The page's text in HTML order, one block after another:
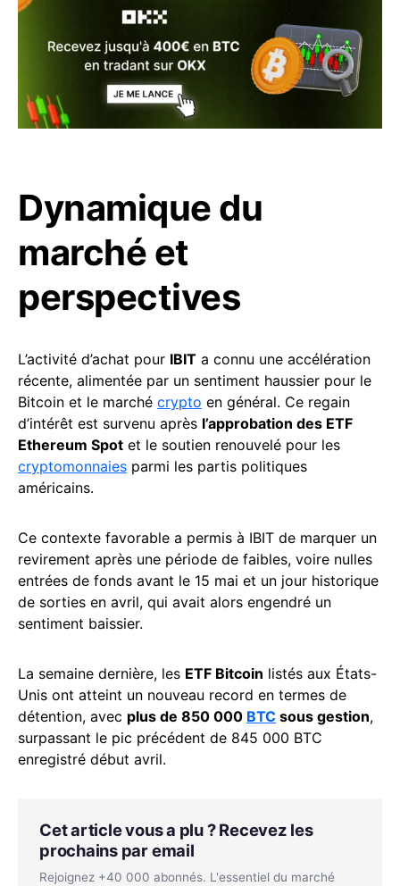
Dynamique du
marché et
perspectives
L’activité d’achat pour IBIT a connu une accélération
récente, alimentée par un sentiment haussier pour le
Bitcoin et le marché crypto en général. Ce regain
d’intérêt est survenu après l’approbation des ETF
Ethereum Spot et le soutien renouvelé pour les
cryptomonnaies parmi les partis politiques
américains.
Ce contexte favorable a permis à IBIT de marquer un
revirement après une période de faibles, voire nulles
entrées de fonds avant le 15 mai et un jour historique
de sorties en avril, qui avait alors engendré un
sentiment baissier.
La semaine dernière, les ETF Bitcoin listés aux États-
Unis ont atteint un nouveau record en termes de
détention, avec plus de 850 000 BTC sous gestion,
surpassant le pic précédent de 845 000 BTC
enregistré début avril.
Cet article vous a plu ? Recevez les
prochains par email
Rejoignez +40 000 abonnés. L'essentiel du marché